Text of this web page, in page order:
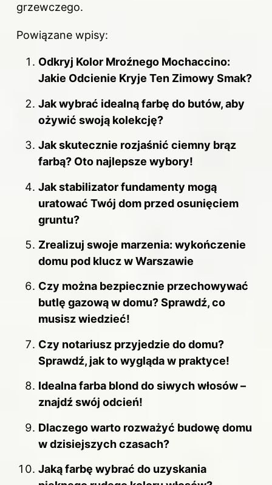
grzewczego.
Powiązane wpisy:
Odkryj Kolor Mroźnego Mochaccino:
Jakie Odcienie Kryje Ten Zimowy Smak?
Jak wybrać idealną farbę do butów, aby
ożywić swoją kolekcję?
Jak skutecznie rozjaśnić ciemny brąz
farbą? Oto najlepsze wybory!
Jak stabilizator fundamenty mogą
uratować Twój dom przed osunięciem
gruntu?
Zrealizuj swoje marzenia: wykończenie
domu pod klucz w Warszawie
Czy można bezpiecznie przechowywać
butlę gazową w domu? Sprawdź, co
musisz wiedzieć!
Czy notariusz przyjedzie do domu?
Sprawdź, jak to wygląda w praktyce!
Idealna farba blond do siwych włosów –
znajdź swój odcień!
Dlaczego warto rozważyć budowę domu
w dzisiejszych czasach?
Jaką farbę wybrać do uzyskania